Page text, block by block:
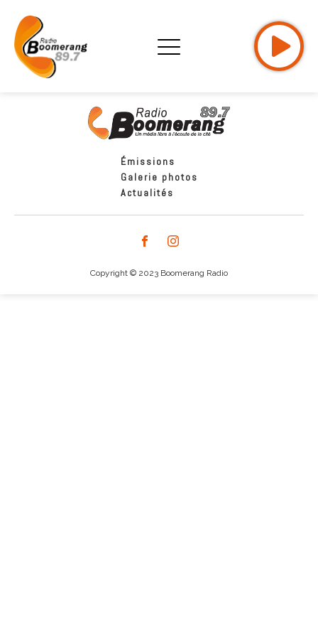
Émissions
Galerie photos
Actualités
Copyright © 2023 Boomerang Radio